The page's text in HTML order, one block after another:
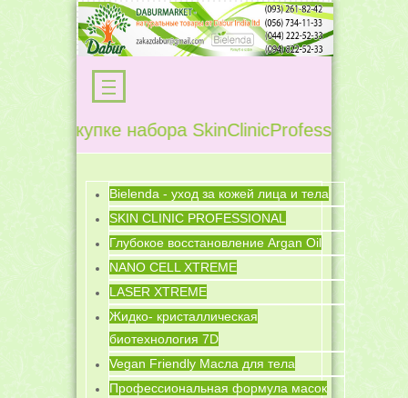
набора SkinClinicProfessional
Bielenda - уход за кожей лица и тела
SKIN CLINIC PROFESSIONAL
Глубокое восстановление Argan Oil
NANO CELL XTREME
LASER XTREME
Жидко- кристаллическая
биотехнология 7D
Vegan Friendly Масла для тела
Профессиональная формула масок